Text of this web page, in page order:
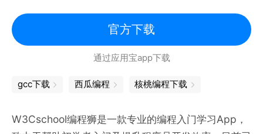
日常使用的IDE平台，通过新算法的帮助，在代码运行
速度上实现了重大提升；我们通过后台监督平台，随时
发现有困难的孩子，并及时给予帮助，IM辅导工具实
现一对一的交流。
专业编程团队，数万节内容经验沉淀，严选优质内容，
个性化全程服务，帮助孩子更好地进行体验。
官方下载
通过应用宝app下载
gcc下载 西瓜编程 核桃编程下载
W3Cschool编程狮是一款专业的编程入门学习App，